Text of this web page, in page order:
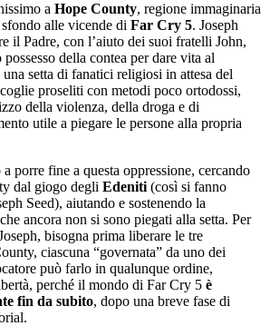
a Hope County, regione immaginaria
alle vicende di Far Cry 5. Joseph
il Padre, con l’aiuto dei suoi fratelli John,
della contea per dare vita al
una setta di fanatici religiosi in attesa del
proseliti con metodi poco ortodossi,
della violenza, della droga e di
utile a piegare le persone alla propria
porre fine a questa oppressione, cercando
dal giogo degli Edeniti (così si fanno
Seed), aiutando e sostenendo la
ancora non si sono piegati alla setta. Per
bisogna prima liberare le tre
ciascuna “governata” da uno dei
può farlo in qualunque ordine,
perché il mondo di Far Cry 5 è
fin da subito, dopo una breve fase di